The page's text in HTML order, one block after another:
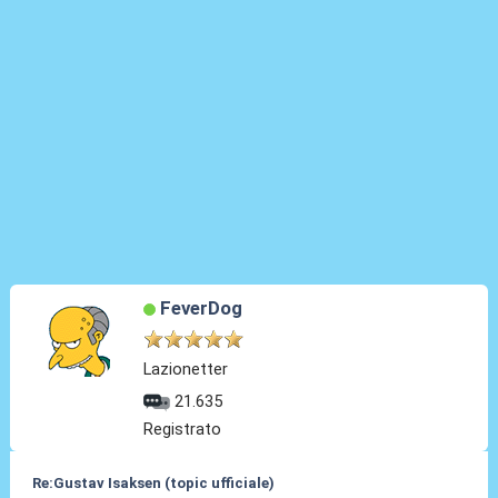
FeverDog
Lazionetter
21.635
Registrato
Re:Gustav Isaksen (topic ufficiale)